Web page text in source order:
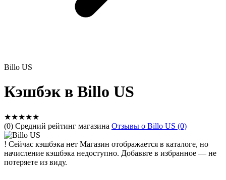
Billo US
Кэшбэк в Billo US
★★★★★
(0) Средний рейтинг магазина Отзывы о Billo US (0)
! Сейчас кэшбэка нет Магазин отображается в каталоге, но
начисление кэшбэка недоступно. Добавьте в избранное — не
потеряете из виду.